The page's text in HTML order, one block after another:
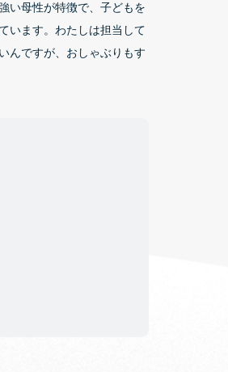
い母性が特徴で、子どもを
います。わたしは担当して
んですが、おしゃぶりもす